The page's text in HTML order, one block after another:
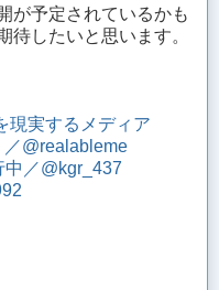
が予定されているかも
待したいと思います。
現実するメディア
@realableme
中／@kgr_437